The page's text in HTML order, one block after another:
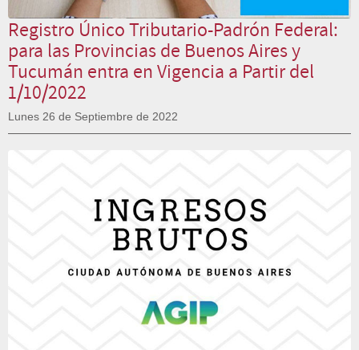
Registro Único Tributario-Padrón Federal:
para las Provincias de Buenos Aires y
Tucumán entra en Vigencia a Partir del
1/10/2022
Lunes 26 de Septiembre de 2022